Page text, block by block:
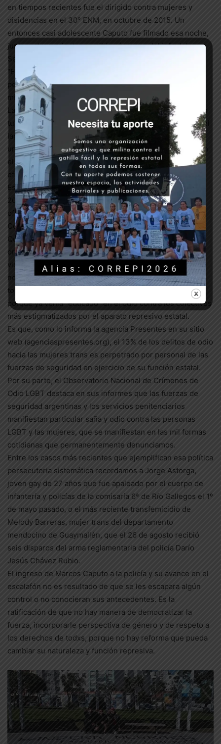
en tiempos recientes fue el dirigido contra mujeres y
disidencias en el 30° ENM, en octubre de 2015. Un
entonces casi adolescente Caputo fue filmado esa noche,
junto a otros, mientras recibían órdenes del jefe del
Servicio de Calle de la policía marplatense, Ezequiel Laz,
“El Pescado”, conocido por el reiterado hostigamiento y
persecución a familiares de víctimas de gatillo fácil y
militantes en la ciudad.
La condena a Caputo estableció dos años de “tratamiento
tutelar”, que incluía la asistencia a cursos de DDHH, por el
lapso de dos años. Sin embargo, el 7 de junio de 2019, a
un año y un mes de dictada la sentencia, fue publicada en
el Boletín Oficial de la provincia su incorporación como
oficial de la policía bonaerense, tras su graduación en la
Escuela Vucetich subsede de La Costa, y en febrero de
2020 otra resolución similar anunció su ingreso como
oficial subayudante al Curso de Ingreso al Subescalafón
Comando.
Queda claro que pertenecer públicamente a una
organización neonazi de permanente intervención
violenta, constatado ello hasta en una sentencia judicial,
no es un inconveniente para convertirse en policía. En
todo caso, parece haber sido un antecedente auspicioso,
porque ya venía “educado” en el odio contra los colectivos
más estigmatizados por el aparato represivo estatal.
Es que, como lo informa la agencia Presentes en su sitio
web (agenciaspresentes.org), el 13% de los delitos de odio
hacia las mujeres trans es perpetrado por personal de las
fuerzas de seguridad en ejercicio de su función estatal.
Por su parte, el Observatorio Nacional de Crímenes de
Odio LGBT destaca en sus informes que las fuerzas de
seguridad argentinas y los servicios penitenciarios
manifiestan particular saña y odio contra las personas
LGBT y las mujeres, que se manifiestan en las mil formas
cotidianas que permanentemente denunciamos.
Entre los casos más recientes que ejemplifican esa política
persecutoria sistemática recordamos a Jorge Astorga,
joven gay de 27 años que fue apaleado por el cuerpo de
infantería y policías de la comisaría 6ª de Río Gallegos el 1º
de mayo pasado, o el más reciente transfemicidio de
Melody Barreras, mujer trans del departamento
mendocino de Guaymallén, que el 26 de agosto recibió
seis disparos del arma reglamentaria del policía Darío
Jesús Chávez Rubio.
El ingreso de Marcos Caputo a la policía y su avance en el
escalafón no es resultado de que se les escapara algún
control o no conocieran sus antecedentes. Es la
ratificación de que no hay manera de democratizar la
fuerza, incorporarle perspectiva de género y de respeto a
los derechos de todxs, porque no hay reforma que pueda
cambiar su naturaleza y función represiva.